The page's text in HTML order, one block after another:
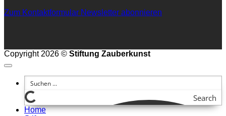
Zum Kontaktformular Newsletter abonnieren
Copyright 2026 © Stiftung Zauberkunst
Search
Home